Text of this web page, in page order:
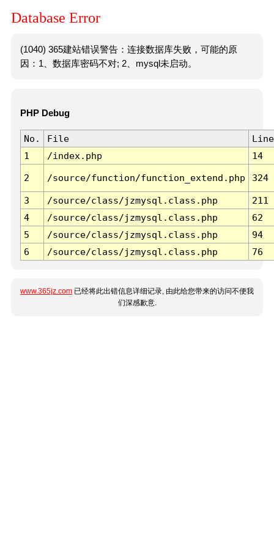
Database Error
(1040) 365建站错误警告：连接数据库失败，可能的原
因：1、数据库密码不对; 2、mysql未启动。
PHP Debug
No. File
Line
1
/index.php 14
2 /source/function/function_extend.php 324
3 /source/class/jzmysql.class.php
211
4
/source/class/jzmysql.class.php
62
5
/source/class/jzmysql.class.php
94
6
/source/class/jzmysql.class.php 76
www.365jz.com 已经将此出错信息详细记录, 由此给您带来的访问不便我
们深感歉意.